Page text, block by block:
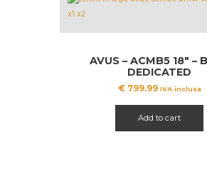
AVUS – ACMB5 18″ –
DEDICATED
€799.99 IVA inclusa
Add to cart